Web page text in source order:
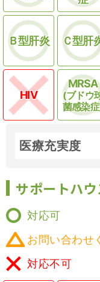
Ｂ型肝炎 Ｃ型肝
HIV
MRSA
(ブドウ
菌感染
医療充実度
サポートハ
対応可
お問い合わせ
対応不可